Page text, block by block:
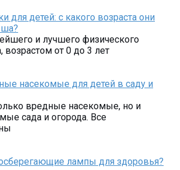
для детей: с какого возраста они
и лучшего физического
возрастом от 0 до 3 лет
насекомые для детей в саду и
вредные насекомые, но и
сада и огорода. Все
лампы для здоровья?